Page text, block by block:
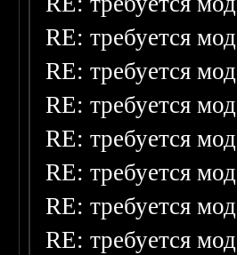
RE: требуется
RE: требуется
RE: требуется
RE: требуется
RE: требуется
RE: требуется
RE: требуется